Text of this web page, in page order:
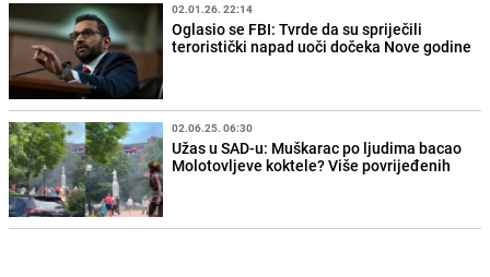
02.01.26. 22:14
Oglasio se FBI: Tvrde da su spriječili
teroristički napad uoči dočeka Nove godine
02.06.25. 06:30
Užas u SAD-u: Muškarac po ljudima bacao
Molotovljeve koktele? Više povrijeđenih